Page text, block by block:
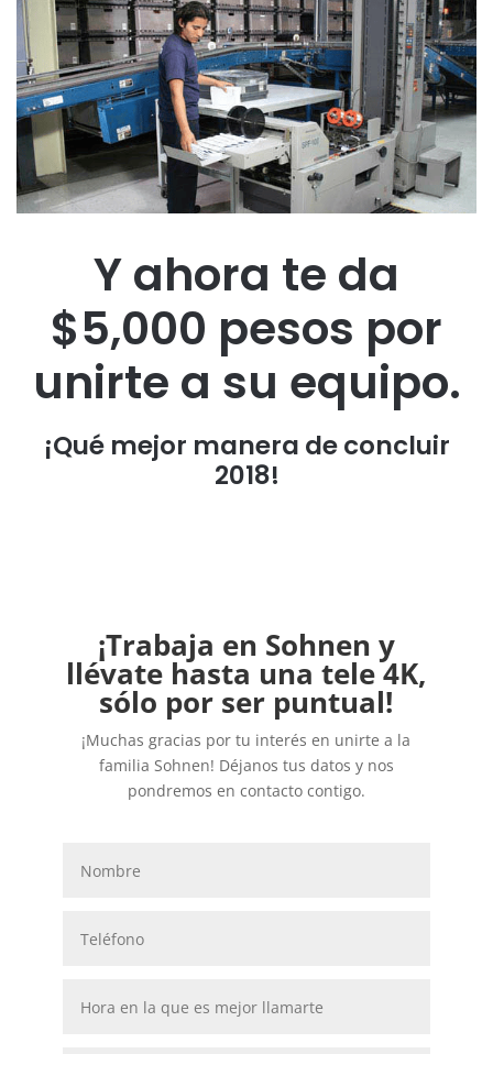
Y ahora te da
$5,000 pesos por
unirte a su equipo.
¡Qué mejor manera de concluir
2018!